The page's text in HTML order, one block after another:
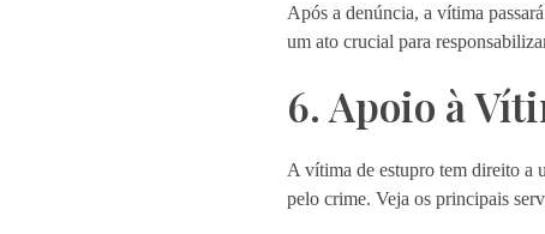
Após a denúncia, a vítima
um ato crucial para
6. Apoio à
A vítima de estupro tem direito a
pelo crime. Veja os principais